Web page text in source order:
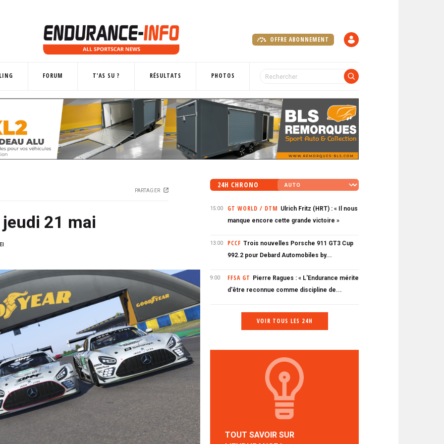
OFFRE ABONNEMENT
FORUM T'AS SU ? RÉSULTATS PHOTOS
PARTAGER
21 mai
EI
24H CHRONO
15:00 GT WORLD / DTM Ulrich Fritz (HRT) : « Il nous
manque encore cette grande victoire »
13:00 PCCF Trois nouvelles Porsche 911 GT3 Cup
992.2 pour Debard Automobiles by...
9:00 FFSA GT Pierre Ragues : « L'Endurance mérite
d'être reconnue comme discipline de...
VOIR TOUS LES 24H
TOUT SAVOIR SUR